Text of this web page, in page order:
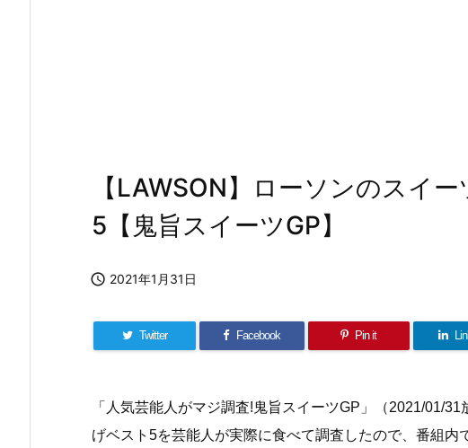
【LAWSON】ローソンのスイ
5【鬼旨スイーツGP】
 2021年1月31日
Twitter Facebook Pin it
「人気芸能人がマジ調査!鬼旨スイーツGP」（2021/01/
げベスト5を芸能人が実際に食べて調査したので、番組内